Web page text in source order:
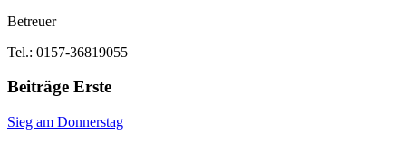
Betreuer
Tel.: 0157-36819055
Beiträge Erste
Sieg am Donnerstag